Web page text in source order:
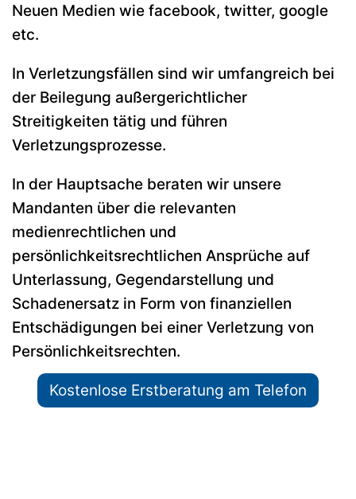
Neuen Medien wie facebook, twitter, google
etc.
In Verletzungsfällen sind wir umfangreich bei
der Beilegung außergerichtlicher
Streitigkeiten tätig und führen
Verletzungsprozesse.
In der Hauptsache beraten wir unsere
Mandanten über die relevanten
medienrechtlichen und
persönlichkeitsrechtlichen Ansprüche auf
Unterlassung, Gegendarstellung und
Schadenersatz in Form von finanziellen
Entschädigungen bei einer Verletzung von
Persönlichkeitsrechten.
Kostenlose Erstberatung am Telefon